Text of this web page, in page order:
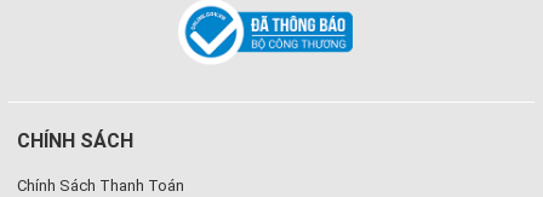
CHÍNH SÁCH
Chính Sách Thanh Toán